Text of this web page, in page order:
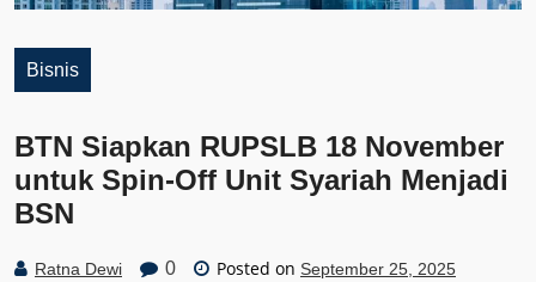
Bisnis
BTN Siapkan RUPSLB 18 November
untuk Spin-Off Unit Syariah Menjadi
BSN
Ratna Dewi 0 Posted on September 25, 2025